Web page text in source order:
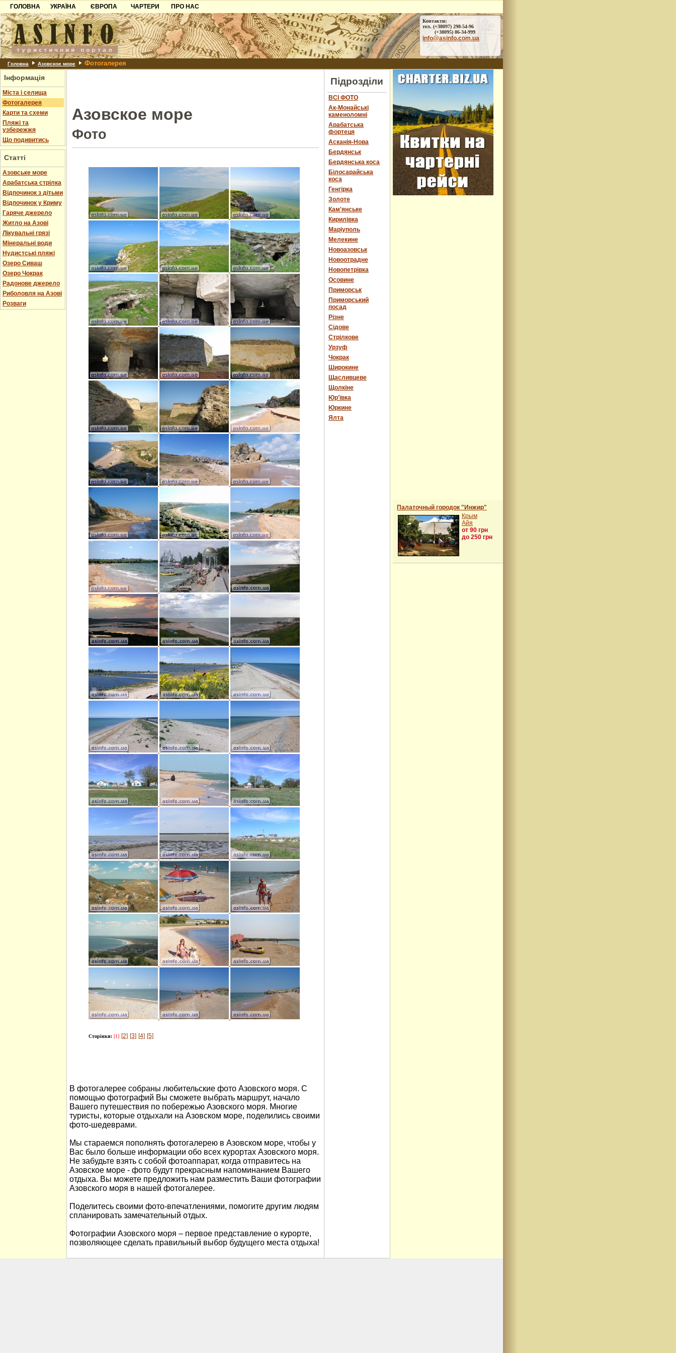
ГОЛОВНА
УКРАЇНА
Карпати
Азов
Причорноморря
Шацьк
ЄВРОПА
Чорногорія
Хорватія
Болгарія
Албанія
ЧАРТЕРИ
ПРО НАС
Контакти
Партнерам
Додати готель
Контакти:
тел. (+38097) 298-54-96
(+38095) 86-34-999
info@asinfo.com.ua
Головна Азовское море Фотогалерея
Інформація
Міста і селища
Фотогалерея
Карти та схеми
Пляжі та
узбережжя
Що подивитись
Статті
Азовське море
Арабатська стрілка
Відпочинок з дітьми
Відпочинок у Криму
Гаряче джерело
Житло на Азові
Лікувальні грязі
Мінеральні води
Нудистські пляжі
Озеро Сиваш
Озеро Чокрак
Радонове джерело
Риболовля на Азові
Розваги
Азовское море
Фото
Сторінки: [1] [2] [3] [4] [5]
В фотогалерее собраны любительские фото Азовского моря. С
помощью фотографий Вы сможете выбрать маршрут, начало
Вашего путешествия по побережью Азовского моря. Многие
туристы, которые отдыхали на Азовском море, поделились своими
фото-шедеврами.
Мы стараемся пополнять фотогалерею в Азовском море, чтобы у
Вас было больше информации обо всех курортах Азовского моря.
Не забудьте взять с собой фотоаппарат, когда отправитесь на
Азовское море - фото будут прекрасным напоминанием Вашего
отдыха. Вы можете предложить нам разместить Ваши фотографии
Азовского моря в нашей фотогалерее.
Поделитесь своими фото-впечатлениями, помогите другим людям
спланировать замечательный отдых.
Фотографии Азовского моря – первое представление о курорте,
позволяющее сделать правильный выбор будущего места отдыха!
Підрозділи
ВСІ ФОТО
Ак-Монайські
каменоломні
Арабатська
фортеця
Асканія-Нова
Бердянськ
Бердянська коса
Білосарайська
коса
Генгірка
Золоте
Кам'янське
Кирилівка
Маріуполь
Мелекине
Новоазовськ
Новоотрадне
Новопетрівка
Осовине
Приморськ
Приморський
посад
Різне
Сідове
Стрілкове
Урзуф
Чокрак
Широкине
Щасливцеве
Щолкіне
Юр'ївка
Юркине
Ялта
Палаточный городок "Инжир"
Крым
Айя
от 90 грн
до 250 грн